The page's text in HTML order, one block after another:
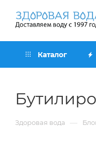
Каталог
Здоровая вода —